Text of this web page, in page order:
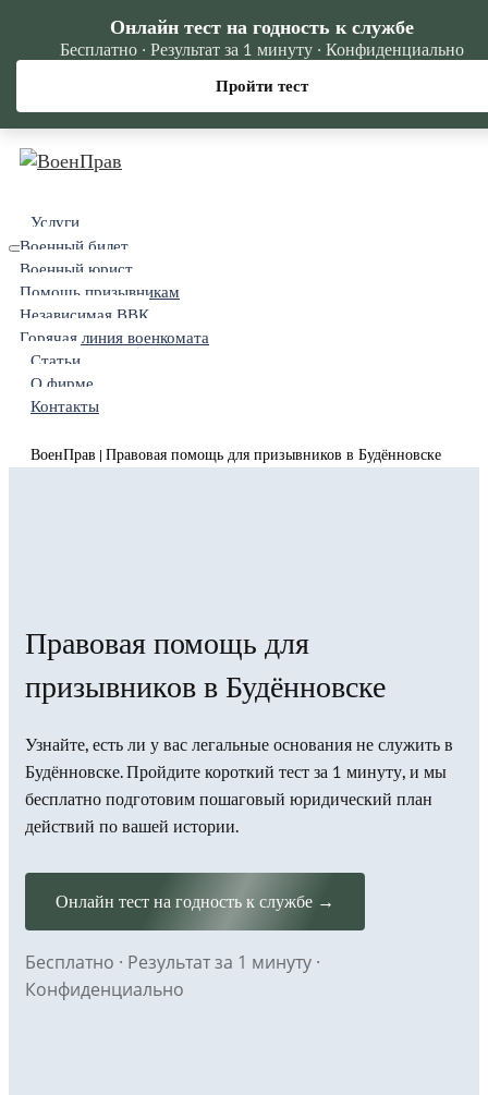
Услуги
Военный билет
Военный юрист
Помощь призывникам
Независимая ВВК
Горячая линия военкомата
Статьи
О фирме
Контакты
ВоенПрав | Правовая помощь для призывников в Будённовске
Правовая помощь для
призывников в Будённовске
Узнайте, есть ли у вас легальные основания не служить в
Будённовске. Пройдите короткий тест за 1 минуту, и мы
бесплатно подготовим пошаговый юридический план
действий по вашей истории.
Онлайн тест на годность к службе →
Бесплатно · Результат за 1 минуту ·
Конфиденциально
Онлайн тест на годность к службе
Бесплатно · Результат за 1 минуту · Конфиденциально
Пройти тест